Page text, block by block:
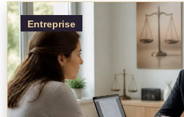
Entreprise